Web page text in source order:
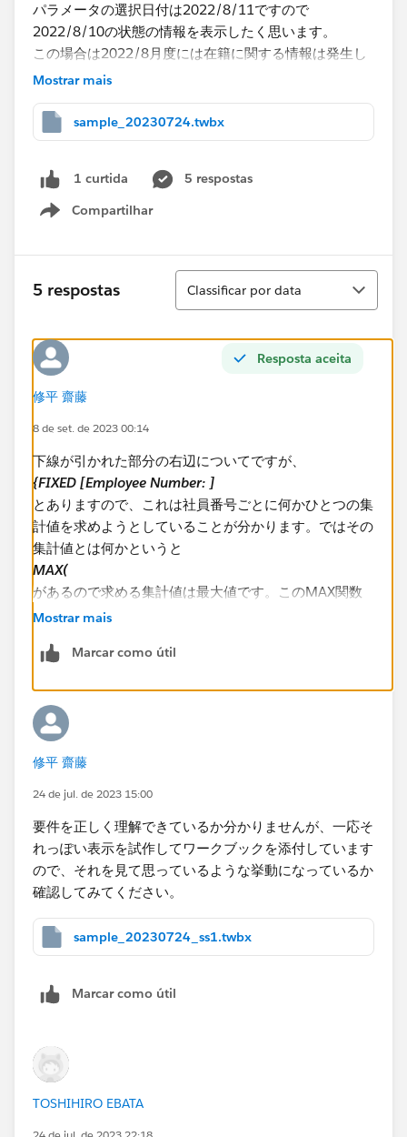
パラメータの選択日付は2022/8/11ですので
2022/8/10の状態の情報を表示したく思います。
この場合は2022/8月度には在籍に関する情報は発生し
ていないので
しては非表示にする。
せ、もし2022/8に在籍に関する情報があれば全て表示
したく思います。
2022/12/08が選択日付の場合は赤下線の情報を表示し
たいです。
全体に対するフィルターのかけ方が分からずご協力をお
願いしたく思います。
VIZのシートは在籍系_選択日付末在籍となります。
何卒よろしくお願い申し上げます。
Mostrar mais
sample_20230724.twbx
1 curtida
5 respostas
Compartilhar
Show menu
5 respostas
Classificar
Classificar por data
Resposta aceita
修平 齋藤
8 de set. de 2023 00:14
下線が引かれた部分の右辺についてですが、
{FIXED [Employee Number: ]
とありますので、これは社員番号ごとに何かひとつの集
計値を求めようとしていることが分かります。ではその
集計値とは何かというと
MAX(
があるので求める集計値は最大値です。このMAX関数
の中は
選択日付] THEN [Start Date] END
大値を取ることを意味します。集計対象になるデータは
[Start Date] なので最大の日付、つまり在籍情報のなか
で最も新しい日付を取ろうとしています。
IF文の条件を見ると、パラメータの選択日付が [Start
なっています。概念的に書き換えると
[Start Date] < [p_選択日付] <= [End Date]
となり、そのレコードが持つ期間の範囲内であるという
条件です。これはパラメータの選択日付時点で有効な在
籍情報であるという判定になります。
点で有効な在籍情報のうち、最も新しい [Start Date]
を [Employee Number] ごとに特定する
ルでつなげている判定式なので、パラメータ日付時点で
有効な最新のレコードであればTrue、そうでなければ
Mostrar mais
Marcar como útil
修平 齋藤
24 de jul. de 2023 15:00
要件を正しく理解できているか分かりませんが、一応そ
れっぽい表示を試作してワークブックを添付しています
ので、それを見て思っているような挙動になっているか
確認してみてください。
sample_20230724_ss1.twbx
Marcar como útil
TOSHIHIRO EBATA